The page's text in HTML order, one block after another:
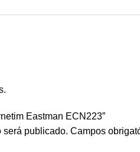
Eastman ECN223”
será publicado. Campos